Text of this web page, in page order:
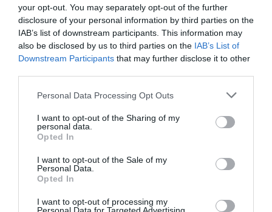
your opt-out. You may separately opt-out of the further
disclosure of your personal information by third parties on the
IAB’s list of downstream participants. This information may
also be disclosed by us to third parties on the IAB’s List of
Downstream Participants that may further disclose it to other
Please note that this website/app uses one or more Google
not limited to your visit or usage behaviour. You may click to
grant or deny consent to Google and its third-party tags to
use your data for below specified purposes in below Google
consent section.
Personal Data Processing Opt Outs
I want to opt-out of the Sharing of my
personal data.
Opted In
I want to opt-out of the Sale of my
Personal Data.
Opted In
I want to opt-out of processing my